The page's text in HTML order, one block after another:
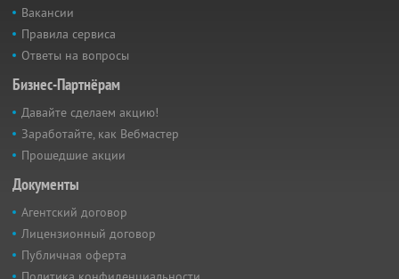
Вакансии
Правила сервиса
Ответы на вопросы
Бизнес-Партнёрам
Давайте сделаем акцию!
Заработайте, как Вебмастер
Прошедшие акции
Документы
Агентский договор
Лицензионный договор
Публичная оферта